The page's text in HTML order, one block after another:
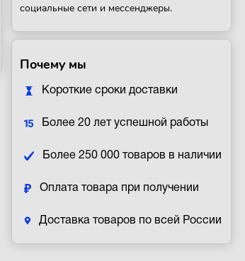
социальные сети и мессенджеры.
Почему мы
Короткие сроки доставки
Более 20 лет успешной работы
Более 250 000 товаров в наличии
Оплата товара при получении
Доставка товаров по всей России